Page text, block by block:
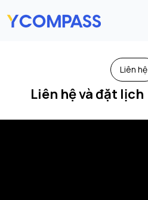
Liên hệ
Liên hệ và đặt lịch